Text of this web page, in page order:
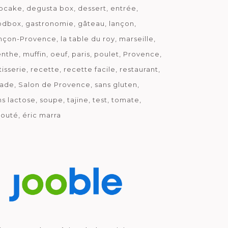
degusta box dessert
entrée
gastronomie gâteau
lançon
Provence
la table du roy
marseille
muffin oeuf paris poulet
Provence
recette recette facile
restaurant
Salon de Provence
sans gluten
lactose
soupe tajine test
tomate
éric marra